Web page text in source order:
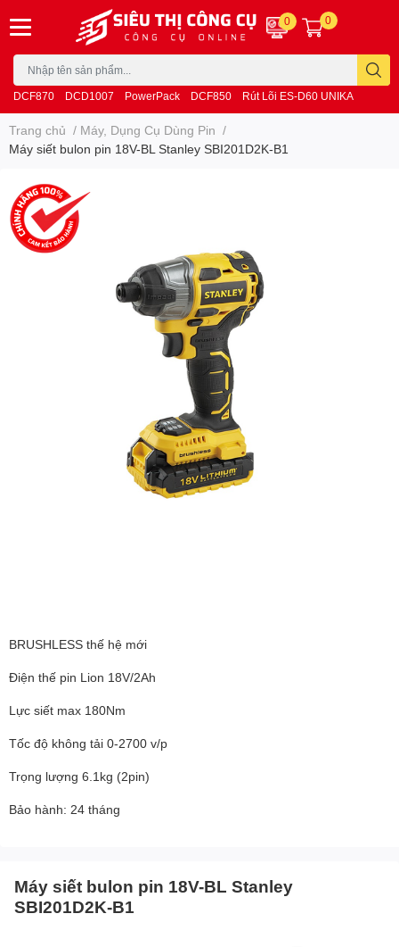
DCF870 DCD1007 PowerPack DCF850 Rút Lõi ES-D60 UNIKA
0 0
Trang chủ / Máy, Dụng Cụ Dùng Pin /
Máy siết bulon pin 18V-BL Stanley SBI201D2K-B1
BRUSHLESS thế hệ mới
Điện thế pin Lion 18V/2Ah
Lực siết max 180Nm
Tốc độ không tải 0-2700 v/p
Trọng lượng 6.1kg (2pin)
Bảo hành: 24 tháng
Máy siết bulon pin 18V-BL Stanley
SBI201D2K-B1